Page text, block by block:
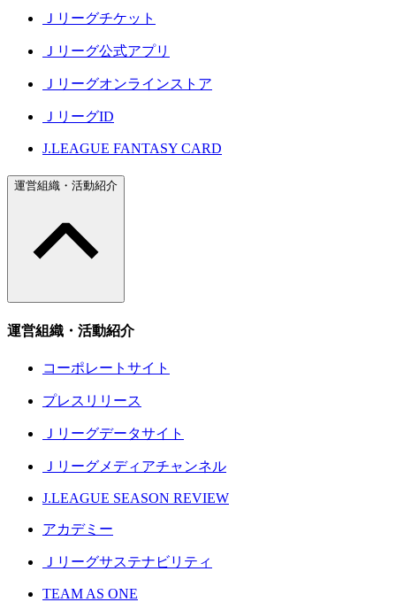
Ｊリーグチケット
Ｊリーグ公式アプリ
Ｊリーグオンラインストア
ＪリーグID
J.LEAGUE FANTASY CARD
運営組織・活動紹介
運営組織・活動紹介
コーポレートサイト
プレスリリース
Ｊリーグデータサイト
Ｊリーグメディアチャンネル
J.LEAGUE SEASON REVIEW
アカデミー
Ｊリーグサステナビリティ
TEAM AS ONE